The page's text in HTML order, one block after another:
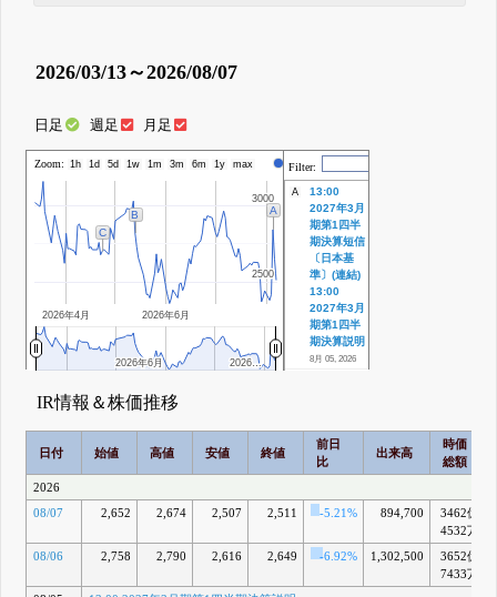
2026/03/13～2026/08/07
日足 週足 月足
Zoom: 1h 1d 5d 1w 1m 3m 6m 1y max 株価
2026年4月 2026年6月
2500
2500
3000
3000
C
B A
2026年6月
2026年6月 2026…
2026…
Filter:
A
13:00
2027年3月
期第1四半
期決算短信
〔日本基
準〕(連結)
13:00
2027年3月
期第1四半
期決算説明
8月 05, 2026
するお知ら
せ
13:00
期決算短信
〔日本基
13:00
2026年3月
IR情報＆株価推移
日付 始値 高値 安値 終値
前日
比
出来高
時価
総額
2026
08/07
2,652 2,674 2,507 2,511 -5.21% 894,700
3462億
4532万
08/06
2,758 2,790 2,616 2,649 -6.92% 1,302,500
3652億
7433万